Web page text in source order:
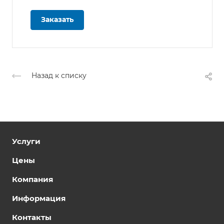
Заказать
Назад к списку
Услуги
Цены
Компания
Информация
Контакты